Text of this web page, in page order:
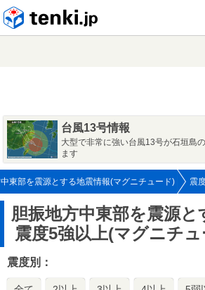
台風13号情報
大型で非常に強い台風13号が石垣島
ます
東部を震源とする地震情報(マグニチュード) 震
胆振地方中東部を震源と
震度5強以上(マグニチ
震度別：